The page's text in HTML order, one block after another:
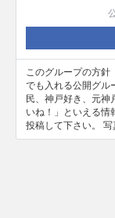
このグループの方
でも入れる公開グル
民、神戸好き、元神
いね！」といえる情
投稿して下さい。 写